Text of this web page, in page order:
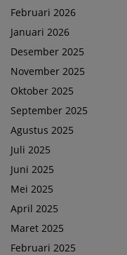
Februari 2026
Januari 2026
Desember 2025
November 2025
Oktober 2025
September 2025
Agustus 2025
Juli 2025
Juni 2025
Mei 2025
April 2025
Maret 2025
Februari 2025